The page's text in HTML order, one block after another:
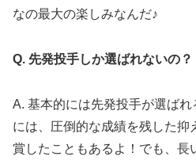
なの最大の楽しみなんだ♪
Q. 先発投手しか選ばれないの？
A. 基本的には先発投手が選ば
には、圧倒的な成績を残した抑
賞したこともあるよ！でも、長